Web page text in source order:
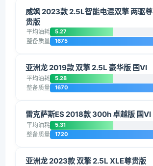
威飒 2023款 2.5L智能电混双擎 两驱尊
贵版
平均油耗 5.27
整备质量 1675
亚洲龙 2019款 双擎 2.5L 豪华版 国VI
平均油耗 5.28
整备质量 1670
雷克萨斯ES 2018款 300h 卓越版 国VI
平均油耗 5.31
整备质量 1720
亚洲龙 2023款 双擎 2.5L XLE尊贵版